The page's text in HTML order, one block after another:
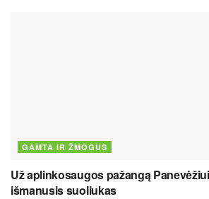
GAMTA IR ŽMOGUS
Už aplinkosaugos pažangą
išmanusis suoliukas